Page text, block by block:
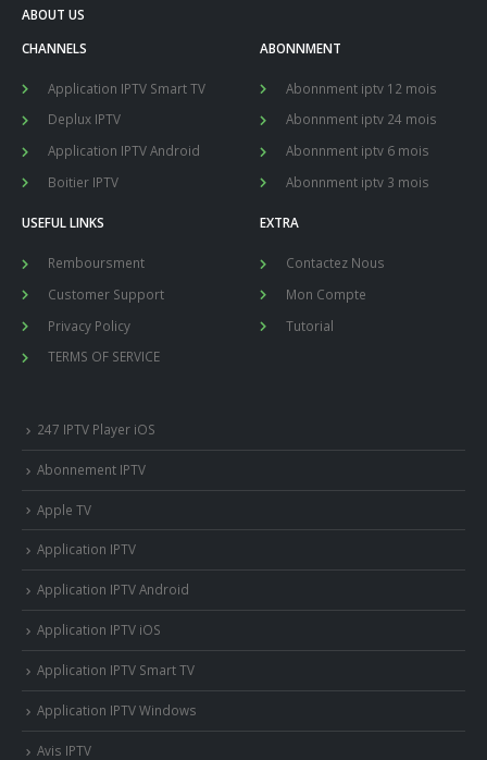
ABOUT US
CHANNELS
Application IPTV Smart TV
Deplux IPTV
Application IPTV Android
Boitier IPTV
ABONNMENT
Abonnment iptv 12 mois
Abonnment iptv 24 mois
Abonnment iptv 6 mois
Abonnment iptv 3 mois
USEFUL LINKS
Remboursment
Customer Support
Privacy Policy
TERMS OF SERVICE
EXTRA
Contactez Nous
Mon Compte
Tutorial
247 IPTV Player iOS
Abonnement IPTV
Apple TV
Application IPTV
Application IPTV Android
Application IPTV iOS
Application IPTV Smart TV
Application IPTV Windows
Avis IPTV